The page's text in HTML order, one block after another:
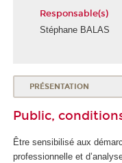
Responsable(s)
Stéphane BALAS
PRÉSENTATION
Public,
Être sensibilisé aux
professionnelle et